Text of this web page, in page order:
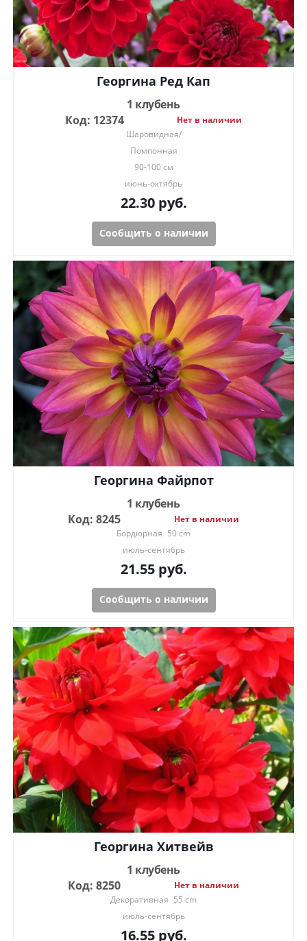
Георгина Ред Кап
1 клубень
Код: 12374
Нет в наличии
Шаровидная/
Помпонная
90-100 см
июнь-октябрь
22.30руб.
Сообщить о наличии
Георгина Файрпот
1 клубень
Код: 8245
Нет в наличии
Бордюрная 50 cm
июль-сентябрь
21.55руб.
Сообщить о наличии
Георгина Хитвейв
1 клубень
Код: 8250
Нет в наличии
Декоративная 55 cm
июль-сентябрь
16.55руб.